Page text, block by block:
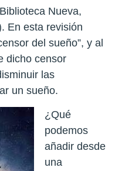
Nueva,
En esta revisión
del sueño”, y al
dicho censor
las
un sueño.
¿Qué
podemos
añadir desde
una